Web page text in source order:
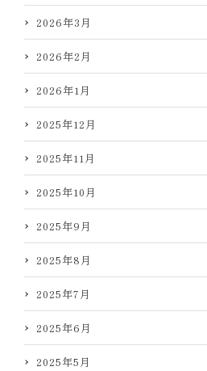
2026年3月
2026年2月
2026年1月
2025年12月
2025年11月
2025年10月
2025年9月
2025年8月
2025年7月
2025年6月
2025年5月